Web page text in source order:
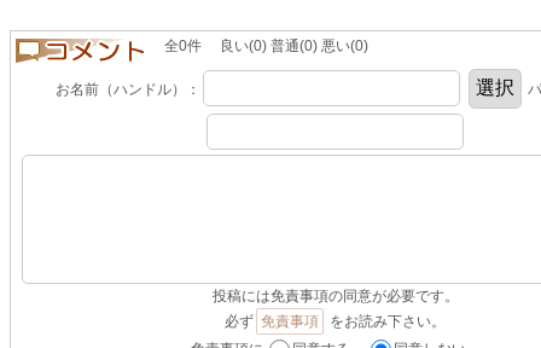
全0件 良い(0) 普通(0) 悪い(0)
お名前（ハンドル）：
投稿には免責事項の同意が必要です。
必ず 免責事項
をお読み下さい。